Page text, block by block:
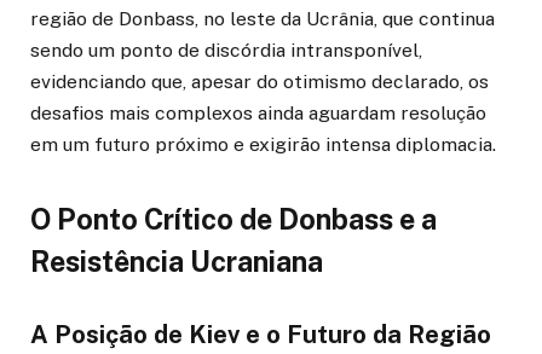
região de Donbass, no leste da Ucrânia, que continua
sendo um ponto de discórdia intransponível,
evidenciando que, apesar do otimismo declarado, os
desafios mais complexos ainda aguardam resolução
em um futuro próximo e exigirão intensa diplomacia.
O Ponto Crítico de Donbass e a
Resistência Ucraniana
A Posição de Kiev e o Futuro da Região